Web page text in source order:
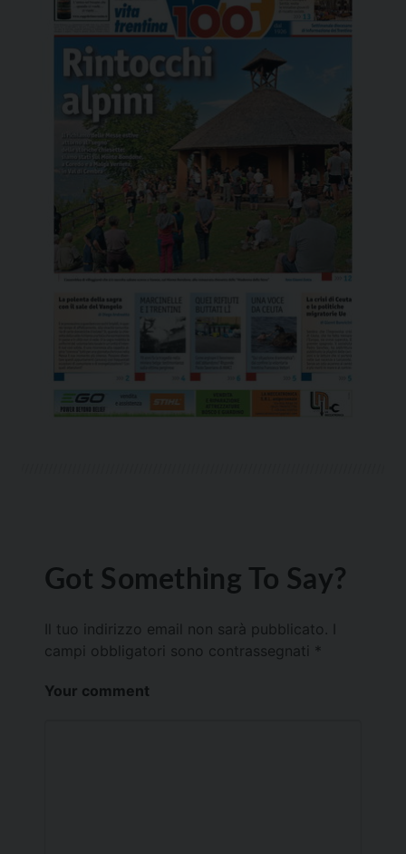
Got Something To Say?
Il tuo indirizzo email non sarà pubblicato.
campi obbligatori sono contrassegnati *
Your comment